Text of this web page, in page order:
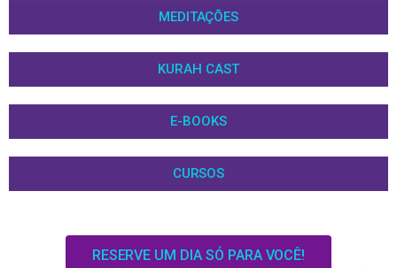
MEDITAÇÕES
KURAH CAST
E-BOOKS
CURSOS
RESERVE UM DIA SÓ PARA VOCÊ!